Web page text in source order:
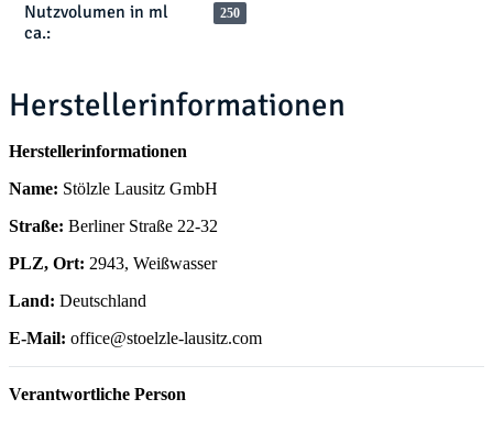
Nutzvolumen in ml
ca.:
250
Herstellerinformationen
Herstellerinformationen
Name: Stölzle Lausitz GmbH
Straße: Berliner Straße 22-32
PLZ, Ort: 2943, Weißwasser
Land: Deutschland
E-Mail: office@stoelzle-lausitz.com
Verantwortliche Person